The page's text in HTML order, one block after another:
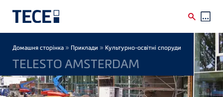
Breadcrumb
Домашня сторінка » Приклади » Культурно-освітні споруди
TELESTO AMSTERDAM